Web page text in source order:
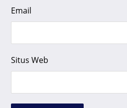
Email
Situs Web